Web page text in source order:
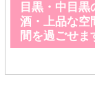
目黒・中目
酒・上品な空
間を過ごせま